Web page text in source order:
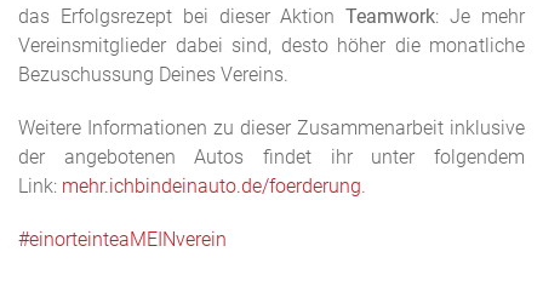
das Erfolgsrezept bei dieser AktionTeamwork: Je mehr
Vereinsmitglieder dabei sind, desto höher die monatliche
Bezuschussung Deines Vereins.
Weitere Informationen zu dieser Zusammenarbeit inklusive
der angebotenen Autos findet ihr unter folgendem
Link: mehr.ichbindeinauto.de/foerderung.
#einorteinteaMEINverein